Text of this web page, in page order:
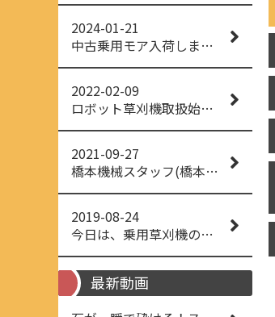
2024-01-21
中古乗用モア入荷しました！
2022-02-09
ロボット草刈機取扱始めました！
2021-09-27
橋本機械スタッフ(橋本機械(株))
2019-08-24
今日は、乗用草刈機の納品でした！ 流行りの、4WD！ #イセキアグリ #オーレック #四駆 #増税間近
最新動画